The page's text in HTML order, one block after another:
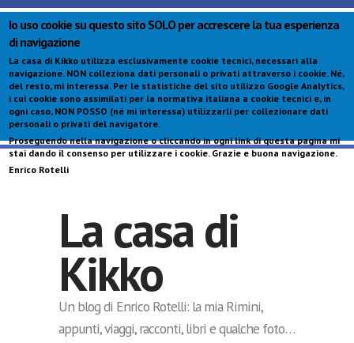
Io uso cookie su questo sito SOLO per accrescere la tua esperienza
di navigazione
La casa di Kikko utilizza esclusivamente cookie tecnici, necessari alla
navigazione. NON colleziona dati personali o privati attraverso i cookie. Né,
del resto, mi interessa. Per le statistiche del sito utilizzo Google Analytics,
i cui cookie sono assimilati per la normativa italiana a cookie tecnici e, in
ogni caso, NON POSSO (né mi interessa) utilizzarli per collezionare dati
personali o privati del navigatore.
Proseguendo nella navigazione o cliccando in ogni link di questa pagina mi
stai dando il consenso per utilizzare i cookie. Grazie e buona navigazione.
Enrico Rotelli
La casa di
Kikko
Un blog di Enrico Rotelli: la mia Rimini,
appunti, viaggi, racconti, libri e qualche foto…